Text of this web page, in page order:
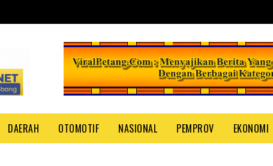
DAERAH OTOMOTIF NASIONAL PEMPROV EKONOMI